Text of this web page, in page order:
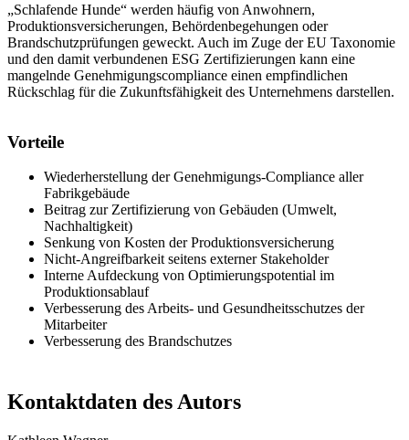
„Schlafende Hunde“ werden häufig von Anwohnern,
Produktionsversicherungen, Behördenbegehungen oder
Brandschutzprüfungen geweckt. Auch im Zuge der EU Taxonomie
und den damit verbundenen ESG Zertifizierungen kann eine
mangelnde Genehmigungscompliance einen empfindlichen
Rückschlag für die Zukunftsfähigkeit des Unternehmens darstellen.
Vorteile
Wiederherstellung der Genehmigungs-Compliance aller
Fabrikgebäude
Beitrag zur Zertifizierung von Gebäuden (Umwelt,
Nachhaltigkeit)
Senkung von Kosten der Produktionsversicherung
Nicht-Angreifbarkeit seitens externer Stakeholder
Interne Aufdeckung von Optimierungspotential im
Produktionsablauf
Verbesserung des Arbeits- und Gesundheitsschutzes der
Mitarbeiter
Verbesserung des Brandschutzes
Kontaktdaten des Autors